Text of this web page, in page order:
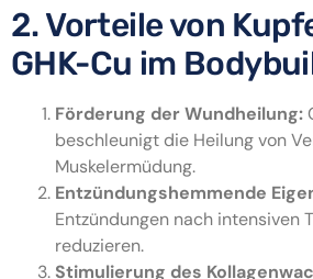
2. Vorteile von
GHK-Cu im
Förderung der Wundheilung:
beschleunigt die Heilung von
Muskelermüdung.
Entzündungshemmende
Entzündungen nach intensiven
reduzieren.
Stimulierung des